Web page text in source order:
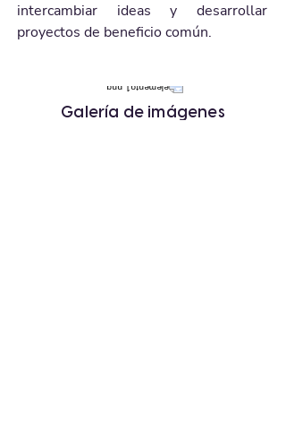
intercambiar ideas y desarrollar
proyectos de beneficio común.
Galería de imágenes